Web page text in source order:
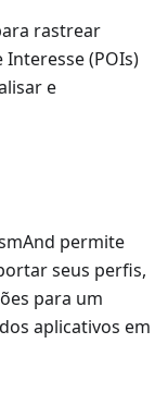
rastrear
(POIs)
e
permite
seus perfis,
para um
aplicativos em